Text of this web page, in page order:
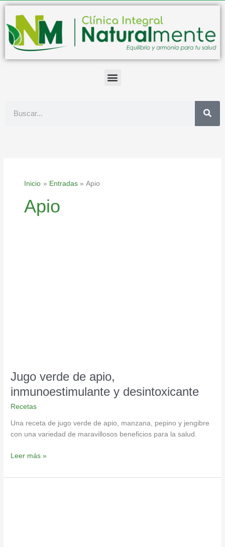
contenido
Inicio Entradas Apio
Apio
Jugo verde de apio,
inmunoestimulante y desintoxicante
Recetas
Una receta de jugo verde de apio, manzana, pepino y jengibre
con una variedad de maravillosos beneficios para la salud.
Leer más »